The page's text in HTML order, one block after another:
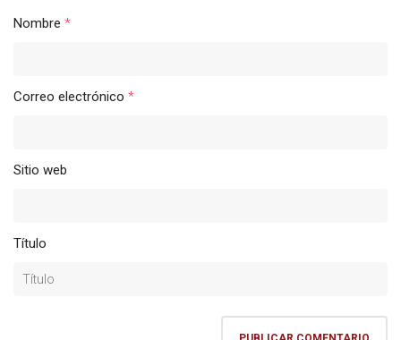
Nombre *
Correo electrónico *
Sitio web
Título